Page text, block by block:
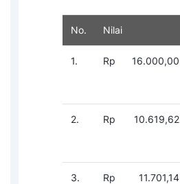
No. Nilai
1. Rp 16.000,00
2. Rp 10.619,62
3. Rp 11.701,14